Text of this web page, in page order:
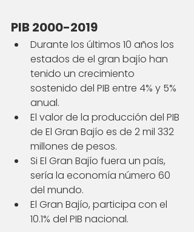
PIB 2000-2019
Durante los últimos 10 años los
estados de el gran bajío han
tenido un crecimiento
sostenido del PIB entre 4% y 5%
anual.
El valor de la producción del PIB
de El Gran Bajío es de 2 mil 332
millones de pesos.
Si El Gran Bajío fuera un país,
sería la economía número 60
del mundo.
El Gran Bajío, participa con el
10.1% del PIB nacional.